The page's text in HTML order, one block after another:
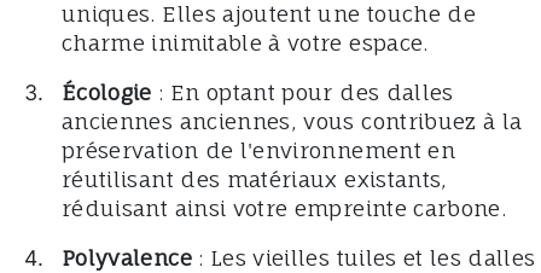
uniques. Elles ajoutent une touche de
charme inimitable à votre espace.
Écologie : En optant pour des dalles
anciennes anciennes, vous contribuez à la
préservation de l'environnement en
réutilisant des matériaux existants,
réduisant ainsi votre empreinte carbone.
Polyvalence: Les vieilles tuiles et les dalles